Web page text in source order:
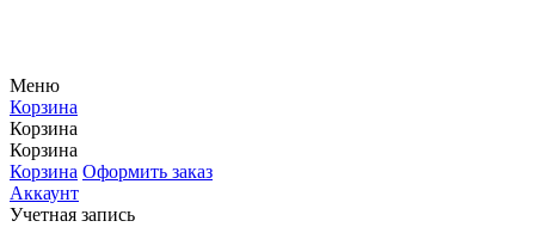
Меню
Корзина
Корзина
Корзина
Корзина Оформить заказ
Аккаунт
Учетная запись